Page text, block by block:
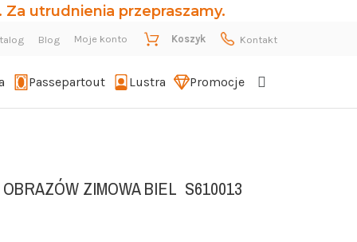
utrudnienia przepraszamy.
Blog Moje konto Koszyk Kontakt
Passepartout Lustra Promocje
ZIMOWA BIEL S610013